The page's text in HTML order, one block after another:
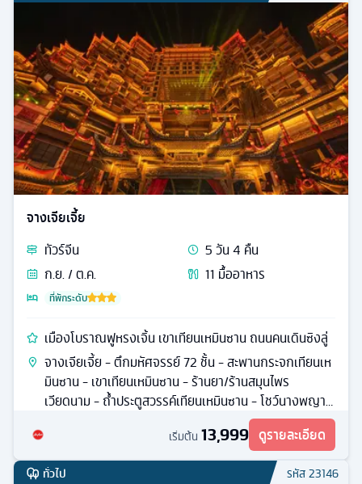
จางเจียเจี้ย
ทัวร์จีน 5วัน4 คืน
ก.ย. / ต.ค.
11 มื้ออาหาร
ที่พักระดับ
เมืองโบราณฟูหรงเจิ้น เขาเทียนเหมินซาน ถนนคนเดินซิงลู่
จางเจียเจี้ย - ตึกมหัศจรรย์ 72 ชั้น - สะพานกระจกเทียนเห
มินซาน - เขาเทียนเหมินซาน - ร้านยา/ร้านสมุนไพร
เวียดนาม - ถ้ำประตูสวรรค์เทียนเหมินซาน - โชว์นางพญา
เริ่มต้น 13,999 ดูรายละเอียด
ทั่วไป รหัส23146